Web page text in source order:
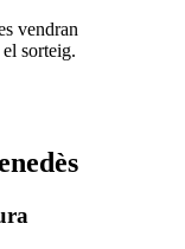
vendran
sorteig.